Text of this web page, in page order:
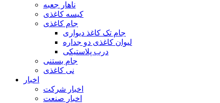
ناهار جعبه
کیسه کاغذی
جام کاغذی
جام تک کاغذ دیواری
لیوان کاغذی دو جداره
درب پلاستیکی
جام بستنی
نی کاغذی
اخبار
اخبار شرکت
اخبار صنعت